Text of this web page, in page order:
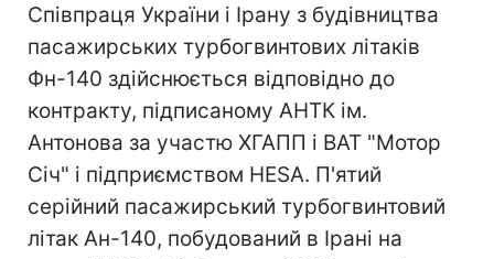
Співпраця України і Ірану з будівництва
пасажирських турбогвинтових літаків
Фн-140 здійснюється відповідно до
контракту, підписаному АНТК ім.
Антонова за участю ХГАПП і ВАТ "Мотор
Січ" і підприємством HESA. П'ятий
серійний пасажирський турбогвинтовий
літак Ан-140, побудований в Ірані на